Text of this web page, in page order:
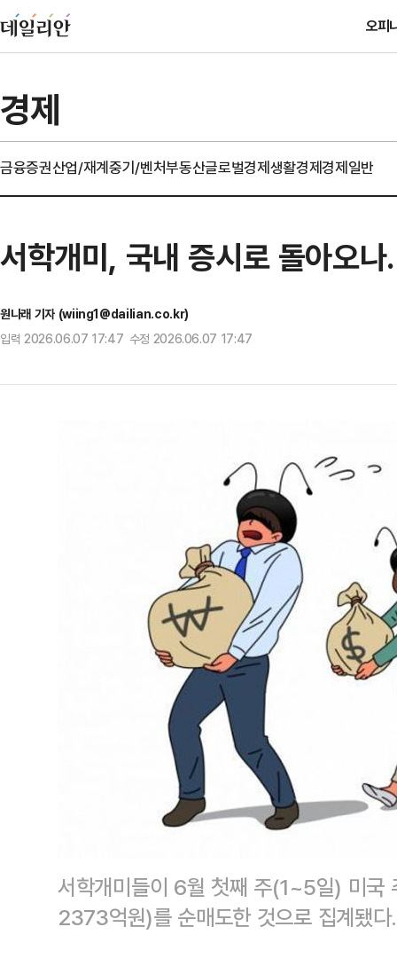
오피
경제
금융증권산업/재계중기/벤처부동산글로벌경제생활경제경제일반
서학개미, 국내 증시로 돌아오
원나래 기자 (wiing1@dailian.co.kr)
입력 2026.06.07 17:47 수정 2026.06.07 17:47
서학개미들이 6월 첫째 주(1~5일) 미
2373억원)를 순매도한 것으로 집계됐